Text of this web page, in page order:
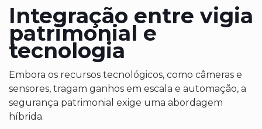
Integração entre vigia
patrimonial e
tecnologia
Embora os recursos tecnológicos, como câmeras e
sensores, tragam ganhos em escala e automação, a
segurança patrimonial exige uma abordagem
híbrida.